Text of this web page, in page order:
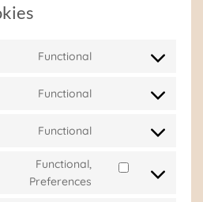
Functional
Functional
Functional
service
Functional,
Preferences